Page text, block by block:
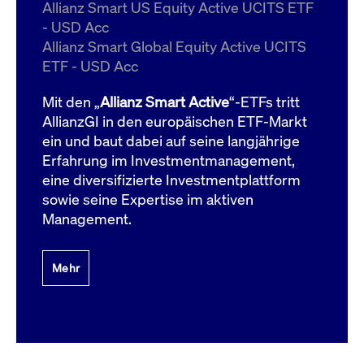
Allianz Smart US Equity Active UCITS ETF
- USD Acc
Allianz Smart Global Equity Active UCITS
ETF - USD Acc
Mit den „Allianz Smart Active“-ETFs tritt
AllianzGI in den europäischen ETF-Markt
ein und baut dabei auf seine langjährige
Erfahrung im Investmentmanagement,
eine diversifizierte Investmentplattform
sowie seine Expertise im aktiven
Management.
Mehr
ApplicationGatewayAffinityCORS
boerse.com
Domain
bis